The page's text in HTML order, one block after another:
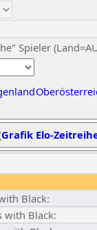
Spieler
Grafik Elo-
Black:
with Black: